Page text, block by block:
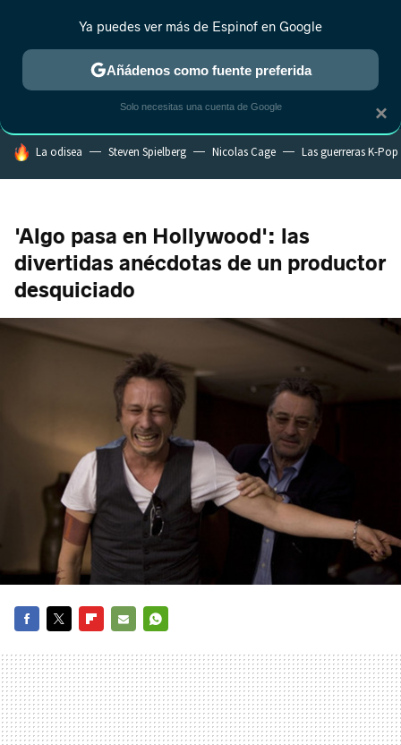
ESTRENOS REALITY ANIME RANKINGS CINE
HOY SE HABLA DE
La odisea Steven Spielberg Nicolas Cage Las guerreras K-Pop
'Algo pasa en Hollywood': las
divertidas anécdotas de un productor
desquiciado
MAIL
×
Ya puedes ver más de Espinof en Google
Añádenos como fuente preferida
Solo necesitas una cuenta de Google